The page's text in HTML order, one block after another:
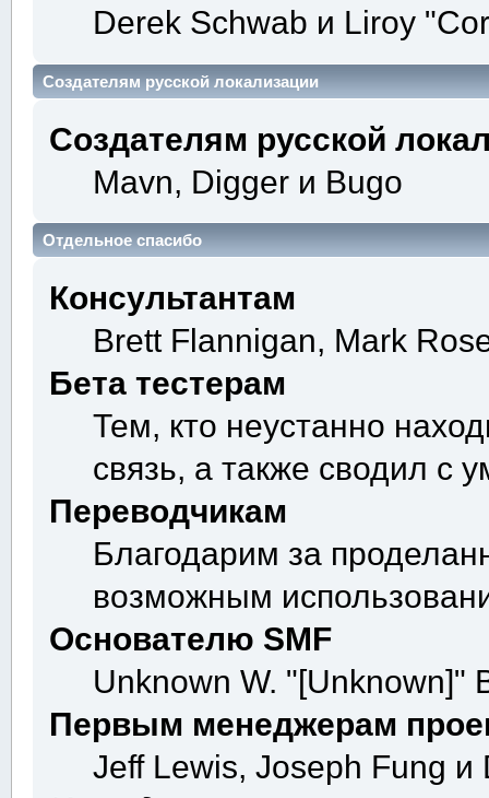
Derek Schwab и Liroy
Создателям русской локализации
Создателям русской
Mavn, Digger и Bugo
Отдельное спасибо
Консультантам
Brett Flannigan, Mark
Бета тестерам
Тем, кто неустанно
связь, а также сводил с
Переводчикам
Благодарим за
возможным
Основателю SMF
Unknown W. "[Unknown]"
Первым менеджерам
Jeff Lewis, Joseph Fung и